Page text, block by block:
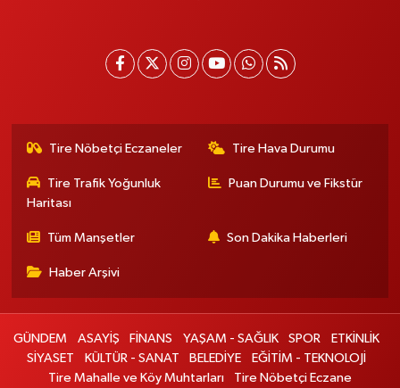
Tire Nöbetçi Eczaneler Tire Hava Durumu
Tire Trafik Yoğunluk
Haritası
Puan Durumu ve Fikstür
Tüm Manşetler Son Dakika Haberleri
Haber Arşivi
GÜNDEM ASAYİŞ FİNANS YAŞAM - SAĞLIK SPOR
ETKİNLİK
SİYASET
KÜLTÜR - SANAT BELEDİYE
EĞİTİM - TEKNOLOJİ
Tire Mahalle ve Köy Muhtarları
Tire Nöbetçi Eczane